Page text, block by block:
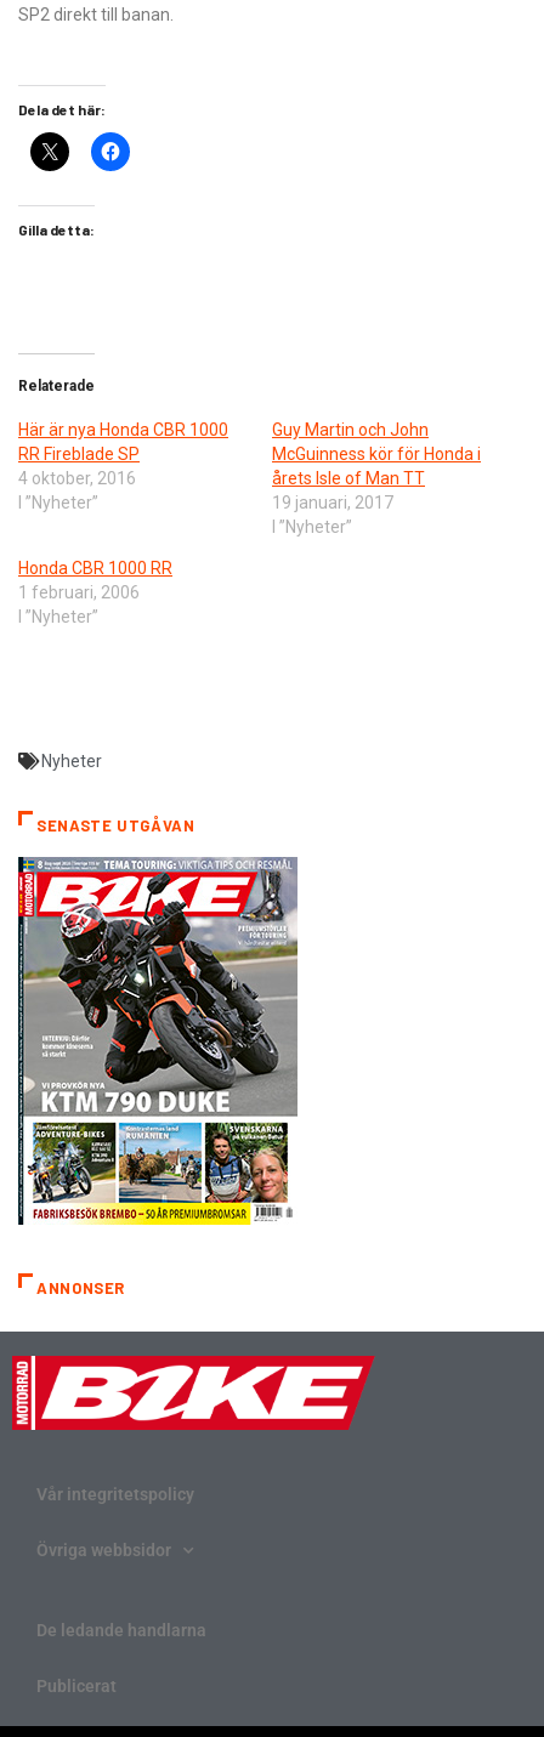
SP2 direkt till banan.
Dela det här:
Gilla detta:
Relaterade
Här är nya Honda CBR 1000
RR Fireblade SP
4 oktober, 2016
I ”Nyheter”
Guy Martin och John
McGuinness kör för Honda i
årets Isle of Man TT
19 januari, 2017
I ”Nyheter”
Honda CBR 1000 RR
1 februari, 2006
I ”Nyheter”
Nyheter
SENASTE UTGÅVAN
ANNONSER
Vår integritetspolicy
Övriga webbsidor
De ledande handlarna
Publicerat